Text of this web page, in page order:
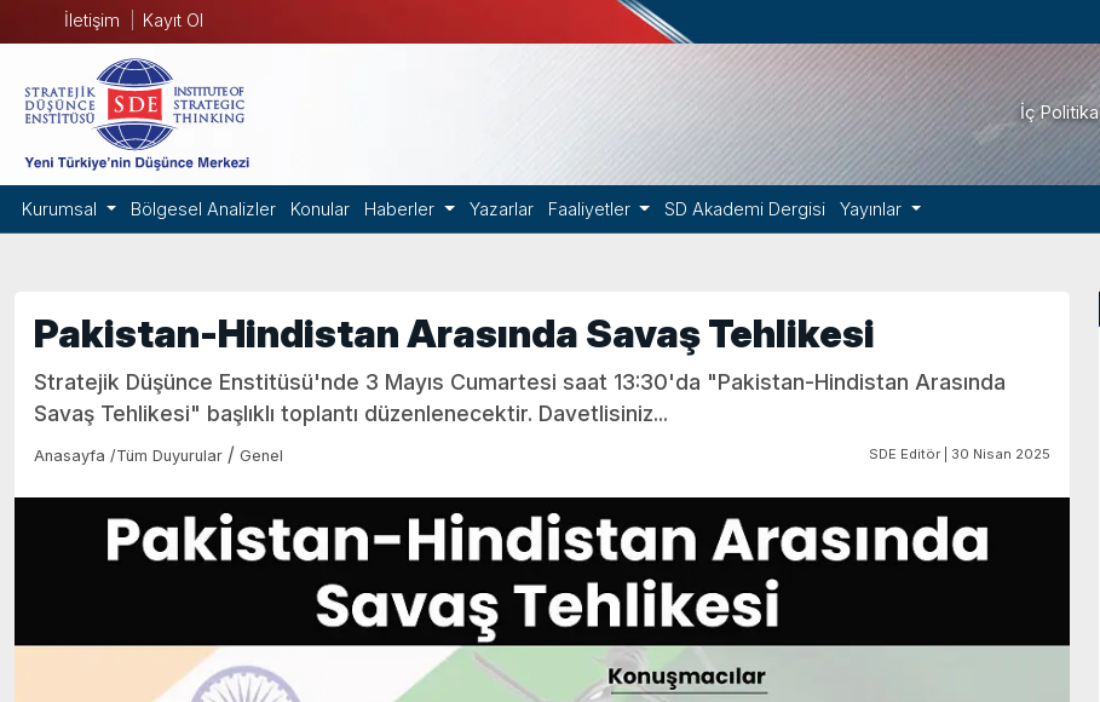
İletişim Kayıt Ol
İç Politika
Kurumsal Bölgesel Analizler Konular Haberler Yazarlar Faaliyetler SD Akademi Dergisi Yayınlar
Pakistan-Hindistan Arasında Savaş Tehlikesi
Stratejik Düşünce Enstitüsü'nde 3 Mayıs Cumartesi saat 13:30'da "Pakistan-Hindistan Arasında
Savaş Tehlikesi" başlıklı toplantı düzenlenecektir. Davetlisiniz...
Anasayfa /Tüm Duyurular / Genel SDE Editör | 30 Nisan 2025